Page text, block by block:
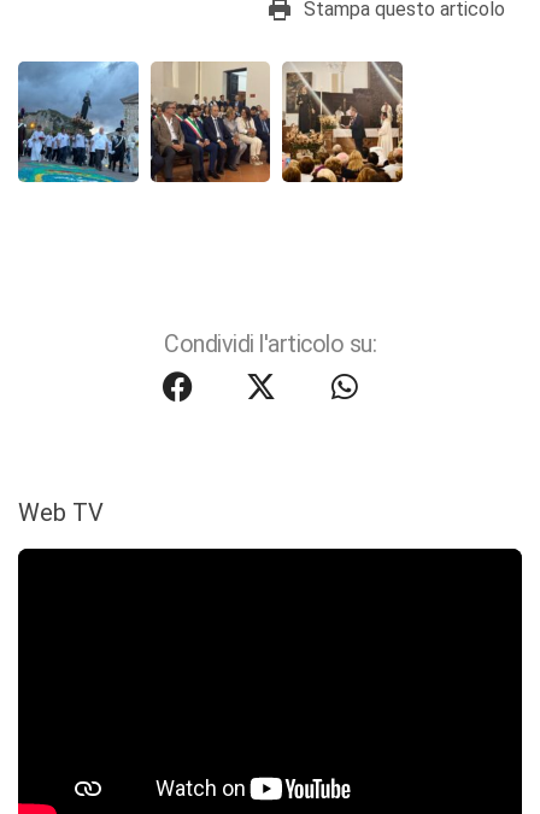
Stampa questo articolo
Condividi l'articolo su:
Web TV